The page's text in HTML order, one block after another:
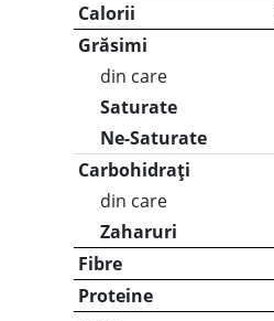
Calorii
Grăsimi
din care
Saturate
Ne-Saturate
Carbohidrați
din care
Zaharuri
Fibre
Proteine